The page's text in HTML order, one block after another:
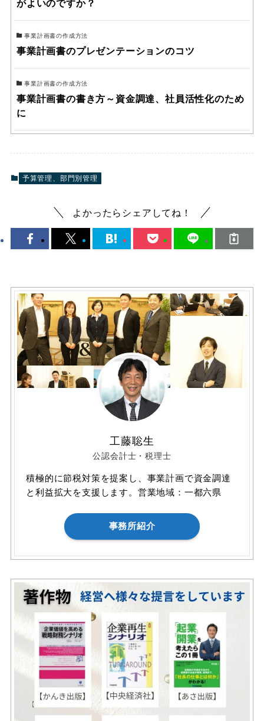
がよいのですか？
事業計画書の作成方法
事業計画書のプレゼンテーションのコツ
事業計画書の作成方法
事業計画書の書き方～資金調達、社員活性化のため
に
予算管理、部門別管理
よかったらシェアしてね！
工藤聡生
公認会計士・税理士
積極的に節税対策を提案し、事業計画で資金調達
と利益拡大を支援します。営業地域：一都六県
事務所紹介